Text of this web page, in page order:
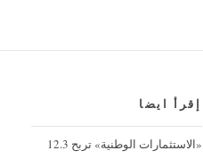
إقرأ ايضا
«الاستثمارات الوطنية» تربح 12.3